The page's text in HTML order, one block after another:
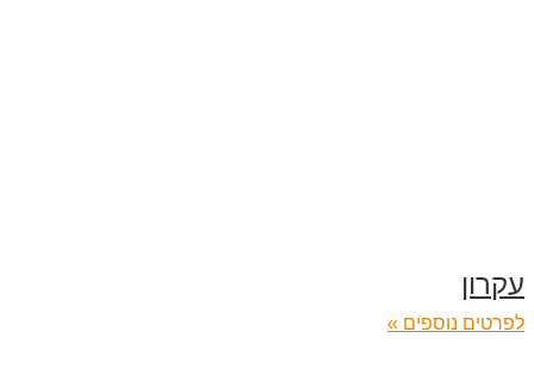
עקרון
לפרטים נוספים »